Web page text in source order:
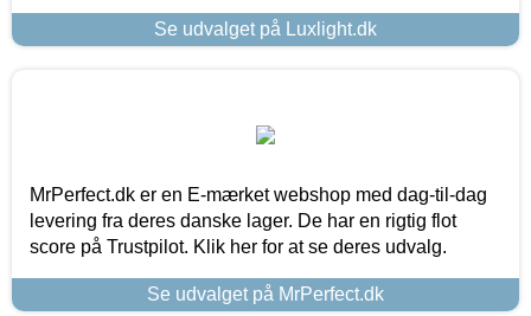
Se udvalget på Luxlight.dk
MrPerfect.dk er en E-mærket webshop med dag-til-dag
levering fra deres danske lager. De har en rigtig flot
score på Trustpilot. Klik her for at se deres udvalg.
Se udvalget på MrPerfect.dk